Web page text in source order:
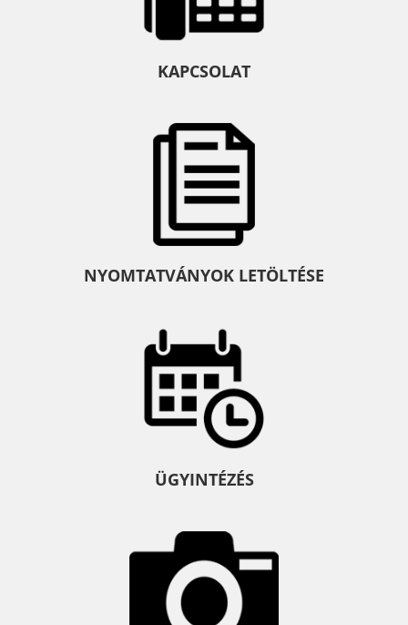
KAPCSOLAT
NYOMTATVÁNYOK LETÖLTÉSE
ÜGYINTÉZÉS